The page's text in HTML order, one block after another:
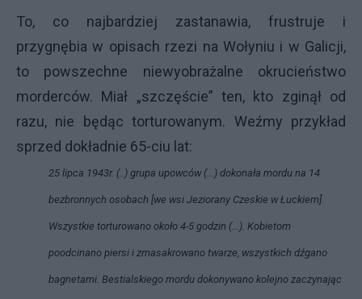
To, co najbardziej zastanawia, frustruje i
przygnębia w opisach rzezi na Wołyniu i w Galicji,
to powszechne niewyobrażalne okrucieństwo
morderców. Miał „szczęście” ten, kto zginął od
razu, nie będąc torturowanym. Weźmy przykład
sprzed dokładnie 65-ciu lat:
25 lipca 1943r. (..) grupa upowców (...) dokonała mordu na 14
bezbronnych osobach [we wsi Jeziorany Czeskie w Łuckiem].
Wszystkie torturowano około 4-5 godzin (...). Kobietom
poodcinano piersi i zmasakrowano twarze, wszystkich dźgano
bagnetami. Bestialskiego mordu dokonywano kolejno zaczynając